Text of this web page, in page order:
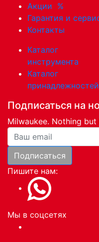
Акции %
Гарантия и
Контакты
Каталог
инструмента
Каталог
принадлежностей
Подписаться на
Milwaukee. Nothing but
Ваша почта
Подписаться
Пишите нам:
Мы в соцсетях